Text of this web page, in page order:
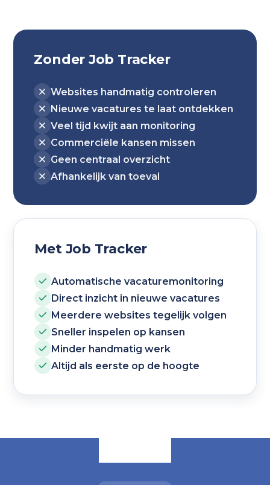
Zonder Job Tracker
Websites handmatig controleren
Nieuwe vacatures te laat ontdekken
Veel tijd kwijt aan monitoring
Commerciële kansen missen
Geen centraal overzicht
Afhankelijk van toeval
Met Job Tracker
Automatische vacaturemonitoring
Direct inzicht in nieuwe vacatures
Meerdere websites tegelijk volgen
Sneller inspelen op kansen
Minder handmatig werk
Altijd als eerste op de hoogte